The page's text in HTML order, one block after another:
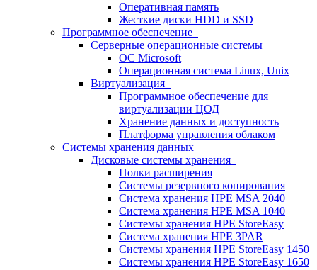
Оперативная память
Жесткие диски HDD и SSD
Программное обеспечение
Серверные операционные системы
ОС Microsoft
Операционная система Linux, Unix
Виртуализация
Программное обеспечение для
виртуализации ЦОД
Хранение данных и доступность
Платформа управления облаком
Системы хранения данных
Дисковые системы хранения
Полки расширения
Системы резервного копирования
Система хранения HPE MSA 2040
Система хранения HPE MSA 1040
Системы хранения HPE StoreEasy
Система хранения HPE 3PAR
Системы хранения HPE StoreEasy 1450
Системы хранения HPE StoreEasy 1650